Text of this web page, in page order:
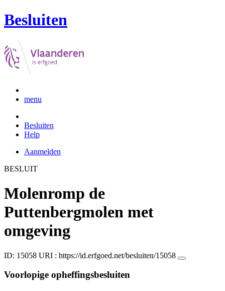
Besluiten
menu
Besluiten
Help
Aanmelden
BESLUIT
Molenromp de
Puttenbergmolen met
omgeving
ID: 15058 URI : https://id.erfgoed.net/besluiten/15058
Voorlopige opheffingsbesluiten